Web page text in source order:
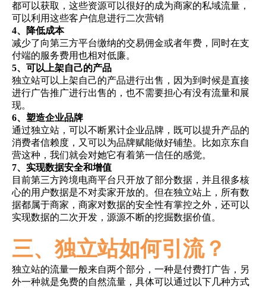
都可以获取，这些资源可以很好的成为商家的私域流量，
可以利用这些客户信息进行二次营销
4、降低成本
减少了向第三方平台缴纳的交易佣金或者年费，同时在支
付端的服务费用也相对低廉。
5、可以上架自己的产品
独立站可以上架自己的产品进行出售，因为到时候是直接
进行广告推广进行出售的，也不需要担心有没有流量和展
现。
6、塑造企业品牌
通过独立站，可以不断累计企业品牌，既可以提升产品的
消费者信赖度，又可以为品牌赋能做好铺垫。比如京东自
营这种，我们就会对她它有着第一信任的感觉。
7、实现数据安全和增值
目前第三方跨境电商平台只开放了部分数据，并且很多核
心的用户数据是不对卖家开放的。但在独立站上，所有数
据都属于商家，商家对数据的安全性有掌控之外，还可以
实现数据的二次开发，源源不断的挖掘数据价值。
三、独立站如何引流？
独立站的流量一般来自两个部分，一种是付费打广告，另
外一种就是免费的自然流量，具体可以通过以下几种方式